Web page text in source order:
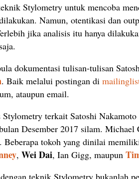
Stylometry untuk mencoba
Namun, otentikasi dan
jika analisis itu hanya
dokumentasi tulisan-tulisan
. Baik melalui postingan di
ataupun email.
Stylometry terkait Satoshi
Desember 2017 silam. Michael
Beberapa tokoh yang dinilai
, Wei Dai, Ian Gigg, maupun
teknik Stylometry bukanlah